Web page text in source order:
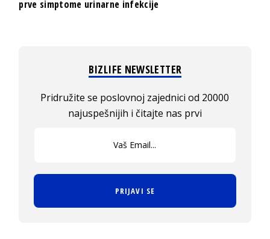
prve simptome urinarne infekcije
BIZLIFE NEWSLETTER
Pridružite se poslovnoj zajednici od 20000
najuspešnijih i čitajte nas prvi
PRIJAVI SE